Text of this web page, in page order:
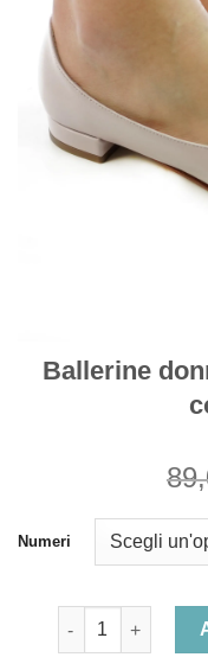
Ballerine
Numeri
Ballerine donna